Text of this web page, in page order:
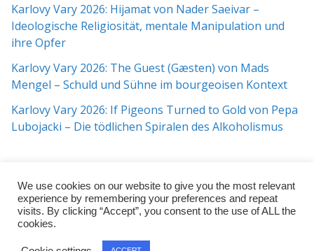
Karlovy Vary 2026: Hijamat von Nader Saeivar​​ –
Ideologische Religiosität, mentale Manipulation und
ihre Opfer
Karlovy Vary 2026: The Guest (Gæsten) von Mads
Mengel – Schuld und Sühne im bourgeoisen Kontext
Karlovy Vary 2026: If Pigeons Turned to Gold von Pepa
Lubojacki – Die tödlichen Spiralen des Alkoholismus
Copyright © 2026j:mag
We use cookies on our website to give you the most relevant
experience by remembering your preferences and repeat
visits. By clicking “Accept”, you consent to the use of ALL the
cookies.